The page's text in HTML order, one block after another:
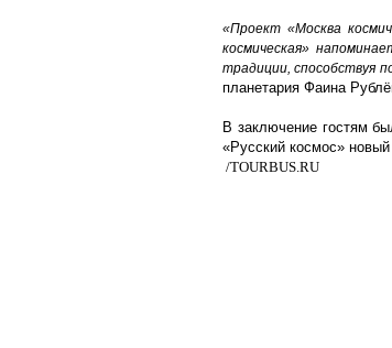
«Проект «Москва
космическая»
традиции, способствуя
планетария Фаина
В заключение гостям
«Русский космос»
/TOURBUS.RU